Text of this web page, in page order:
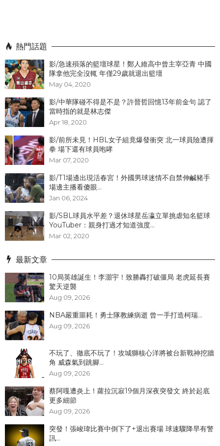
熱門話題
影/急速殞落的籃壇球星！鄭人維高中曾主宰亞青 中國
隊拿他完全沒輒 年僅29歲就退出籃壇
May 04, 2020
影/中華隊碰不得是不是？許晉哲回憶13年前金句 認了
當時指的就是林志傑
Apr 18, 2020
影/前所未見！HBL女子組竟爆發衝突 北一球員險遭揮
拳 場下還有球員咆哮
Mar 07, 2020
影/T1場邊出現活春宮！外國男球迷情不自禁伸鹹豬手
場邊主播看傻眼...
Jan 06, 2024
影/SBL球員水平差？退休球星岳瀛立單挑虐知名籃球
YouTuber：親身打過才知道強度...
Mar 02, 2020
最新文章
10局英雄誕生！李灝宇！致勝轟打破僵局 老虎延長賽
驚天逆襲
Aug 09, 2026
NBA嚴重噩耗！勇士隊教練病逝 曾一手打造柯瑞...
Aug 09, 2026
不玩了、徹底不玩了！攻城獅核心洋將被台新戰神挖牆
角 威森氣到跳腳...
Aug 09, 2026
蔡阿嘎遭炎上！蘿拉沉寂19個月深夜突發文 終於起底
更多細節
Aug 09, 2026
突發！張峻瑋比賽中倒下了+退出賽場 球速驟降早有警
訊...